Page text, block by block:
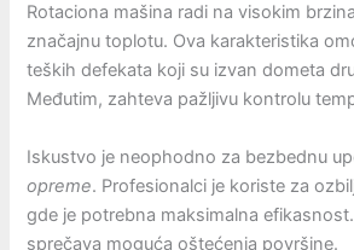
Rotaciona mašina radi na visokim
značajnu toplotu. Ova karakteristika
teških defekata koji su izvan dometa
Međutim, zahteva pažljivu kontrolu
Iskustvo je neophodno za bezbednu
opreme. Profesionalci je koriste za
gde je potrebna maksimalna
sprečava moguća oštećenja površine.